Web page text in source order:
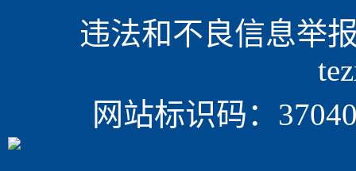
违法和不良信息举
网站标识码：